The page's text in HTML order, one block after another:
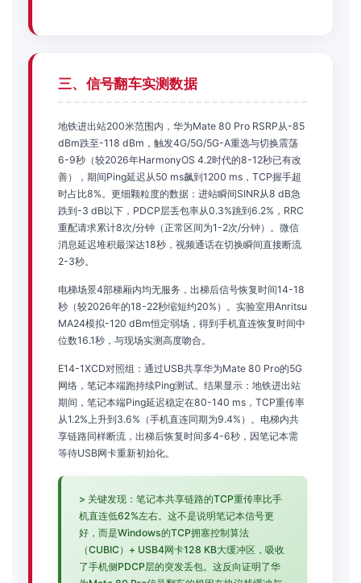
三、信号翻车实测数据
地铁进出站200米范围内，华为Mate 80 Pro RSRP从-85
dBm跌至-118 dBm，触发4G/5G/5G-A重选与切换震荡
6-9秒（较2026年HarmonyOS 4.2时代的8-12秒已有改
善），期间Ping延迟从50 ms飙到1200 ms，TCP握手超
时占比8%。更细颗粒度的数据：进站瞬间SINR从8 dB急
跌到-3 dB以下，PDCP层丢包率从0.3%跳到6.2%，RRC
重配请求累计8次/分钟（正常区间为1-2次/分钟）。微信
消息延迟堆积最深达18秒，视频通话在切换瞬间直接断流
2-3秒。
电梯场景4部梯厢内均无服务，出梯后信号恢复时间14-18
秒（较2026年的18-22秒缩短约20%）。实验室用Anritsu
MA24模拟-120 dBm恒定弱场，得到手机直连恢复时间中
位数16.1秒，与现场实测高度吻合。
E14-1XCD对照组：通过USB共享华为Mate 80 Pro的5G
网络，笔记本端跑持续Ping测试。结果显示：地铁进出站
期间，笔记本端Ping延迟稳定在80-140 ms，TCP重传率
从1.2%上升到3.6%（手机直连同期为9.4%）。电梯内共
享链路同样断流，出梯后恢复时间多4-6秒，因笔记本需
等待USB网卡重新初始化。
> 关键发现：笔记本共享链路的TCP重传率比手
机直连低62%左右。这不是说明笔记本信号更
好，而是Windows的TCP拥塞控制算法
（CUBIC）+ USB4网卡128 KB大缓冲区，吸收
了手机侧PDCP层的突发丢包。这反向证明了华